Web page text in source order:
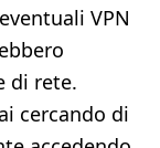
VPN
di rete.
cercando di